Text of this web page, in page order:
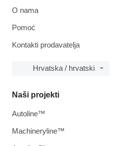
O nama
Pomoć
Kontakti prodavatelja
Hrvatska / hrvatski
Naši projekti
Autoline™
Machineryline™